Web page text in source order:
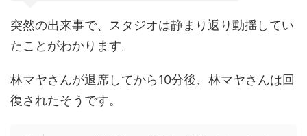
突然の出来事で、スタジオは静まり返り動揺してい
たことがわかります。
林マヤさんが退席してから10分後、林マヤさんは回
復されたそうです。